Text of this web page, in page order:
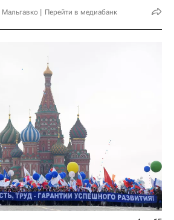
Перейти в медиабанк